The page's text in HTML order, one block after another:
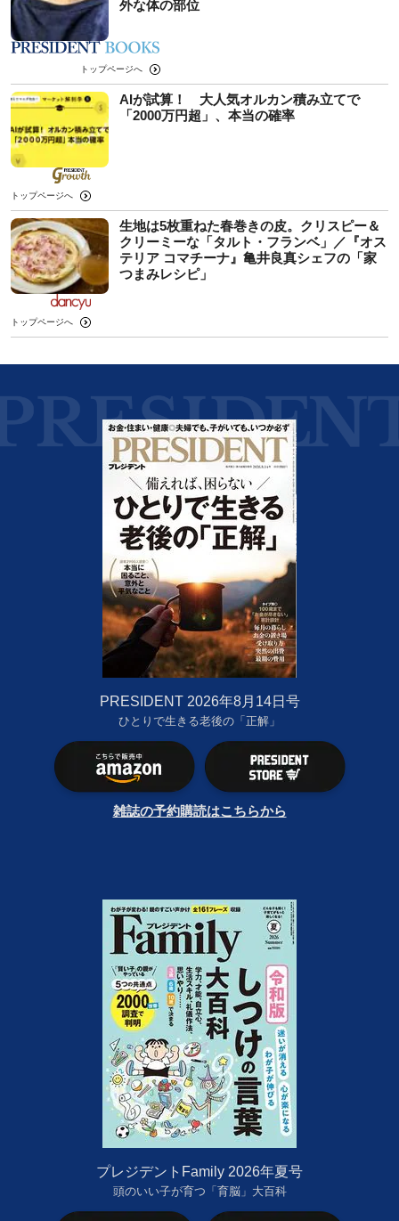
外な体の部位
トップページへ
AIが試算！ 大人気オルカン積み立てで
「2000万円超」、本当の確率
トップページへ
生地は5枚重ねた春巻きの皮。クリスピー＆
クリーミーな「タルト・フランベ」／『オス
テリア コマチーナ』亀井良真シェフの「家
つまみレシピ」
トップページへ
PRESIDENT 2026年8月14日号
ひとりで生きる老後の「正解」
雑誌の予約購読はこちらから
プレジデントFamily 2026年夏号
頭のいい子が育つ「育脳」大百科